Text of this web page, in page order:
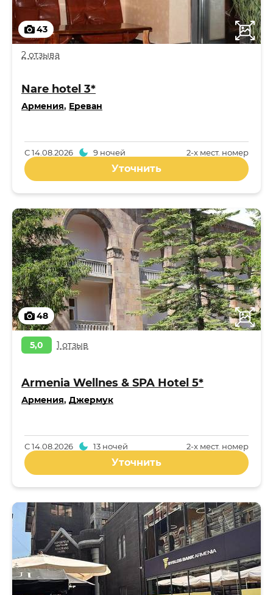
43
2 отзыва
Nare hotel 3*
Армения, Ереван
2-x мест. номер
С14.08.2026 9 ночей
Уточнить
48
5,0 1 отзыв
Armenia Wellnes & SPA Hotel 5*
Армения, Джермук
2-x мест. номер
С14.08.2026 13 ночей
Уточнить